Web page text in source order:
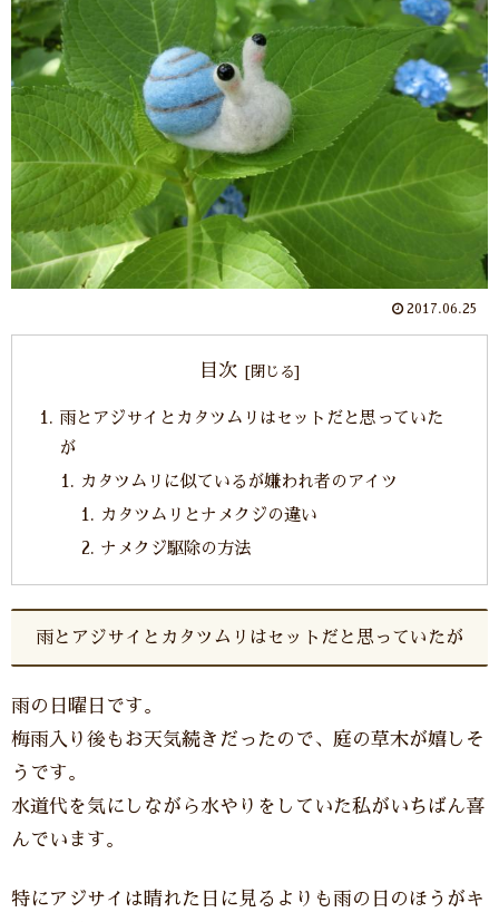
2017.06.25
目次
雨とアジサイとカタツムリはセットだと思っていた
が
カタツムリに似ているが嫌われ者のアイツ
カタツムリとナメクジの違い
ナメクジ駆除の方法
雨とアジサイとカタツムリはセットだと思っていたが
雨の日曜日です。
梅雨入り後もお天気続きだったので、庭の草木が嬉しそ
うです。
水道代を気にしながら水やりをしていた私がいちばん喜
んでいます。
特にアジサイは晴れた日に見るよりも雨の日のほうがキ